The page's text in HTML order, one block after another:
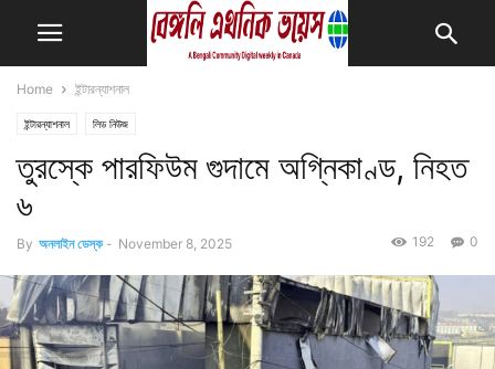
Home ইন্টারন্যাশনাল
ইন্টারন্যাশনাল লিড নিউজ
তুরস্কে পারফিউম গুদামে অগ্নিকাণ্ড, নিহত
৬
By অনলাইন ডেস্ক - November 8, 2025 0
192